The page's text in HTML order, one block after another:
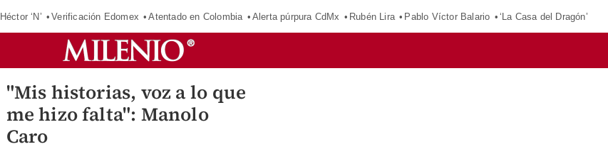
Héctor ‘N’ Verificación Edomex Atentado en Colombia Alerta púrpura CdMx Rubén Lira Pablo Víctor Balario ‘La Casa del Dragón’
"Mis historias, voz a lo que
me hizo falta": Manolo
Caro